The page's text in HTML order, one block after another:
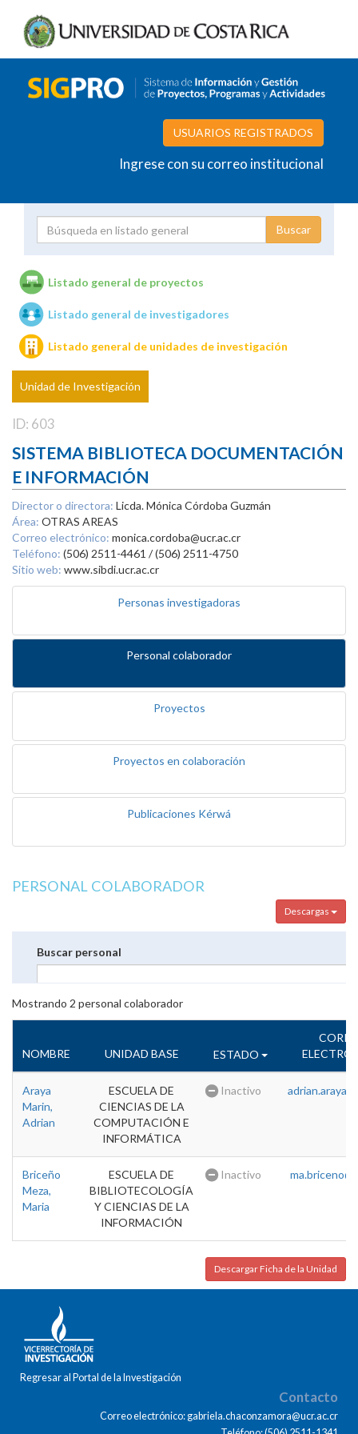
USUARIOS REGISTRADOS
Ingrese con su correo institucional
Unidades de investigación
Listado general de proyectos
Listado general de investigadores
Listado general de unidades de investigación
Unidad de Investigación
ID: 603
SISTEMA BIBLIOTECA DOCUMENTACIÓN
E INFORMACIÓN
Director o directora: Licda. Mónica Córdoba Guzmán
Área: OTRAS AREAS
Correo electrónico: monica.cordoba@ucr.ac.cr
Teléfono: (506) 2511-4461 / (506) 2511-4750
Sitio web: www.sibdi.ucr.ac.cr
Personas investigadoras
Personal colaborador
Proyectos
Proyectos en colaboración
Publicaciones Kérwá
PERSONAL COLABORADOR
Descargas
Buscar personal
Mostrando 2 personal colaborador
NOMBRE UNIDAD BASE ESTADO
Araya
Marin,
Adrian
ESCUELA DE
CIENCIAS DE LA
COMPUTACIÓN E
INFORMÁTICA
Inactivo
Briceño
Meza,
Maria
ESCUELA DE
BIBLIOTECOLOGÍA
Y CIENCIAS DE LA
INFORMACIÓN
Inactivo
Descargar Ficha de la Unidad
Regresar al Portal de la Investigación
Contacto
Correo electrónico: gabriela.chaconzamora@ucr.ac.cr